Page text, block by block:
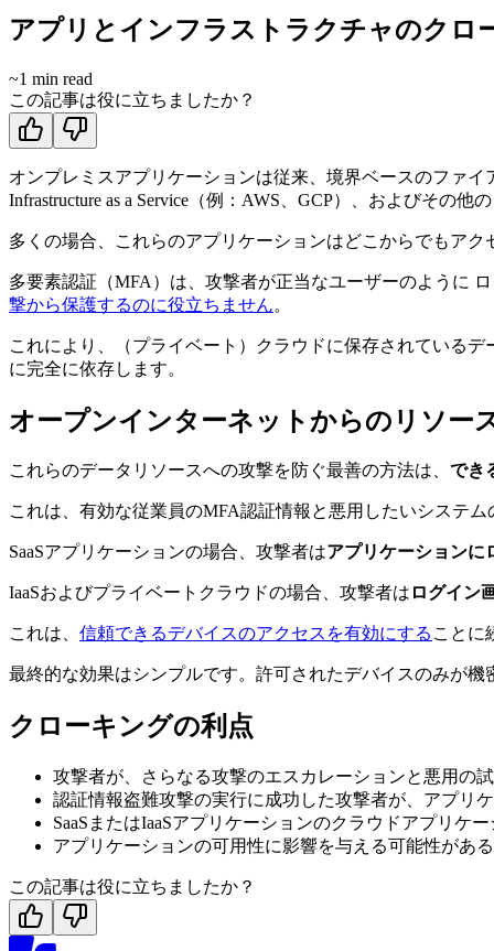
アプリとインフラストラクチャのクロ
~1 min read
この記事は役に立ちましたか？
オンプレミスアプリケーションは従来、境界ベースのファイ
Infrastructure as a Service（例：AWS、GCP）、およびその
多くの場合、これらのアプリケーションはどこからでもア
多要素認証（MFA）は、攻撃者が正当なユーザーのように
撃から保護するのに役立ちません。
これにより、（プライベート）クラウドに保存されている
に完全に依存します。
オープンインターネットからのリソー
これらのデータリソースへの攻撃を防ぐ最善の方法は、 でき
これは、有効な従業員のMFA認証情報と悪用したいシステ
SaaSアプリケーションの場合、攻撃者はアプリケーションに
IaaSおよびプライベートクラウドの場合、攻撃者は ログイン
これは、 信頼できるデバイスのアクセスを有効にする ことに
最終的な効果はシンプルです。許可されたデバイスのみが
クローキングの利点
攻撃者が、さらなる攻撃のエスカレーションと悪用の
認証情報盗難攻撃の実行に成功した攻撃者が、アプリ
SaaSまたはIaaSアプリケーションのクラウドアプリ
アプリケーションの可用性に影響を与える可能性があ
この記事は役に立ちましたか？